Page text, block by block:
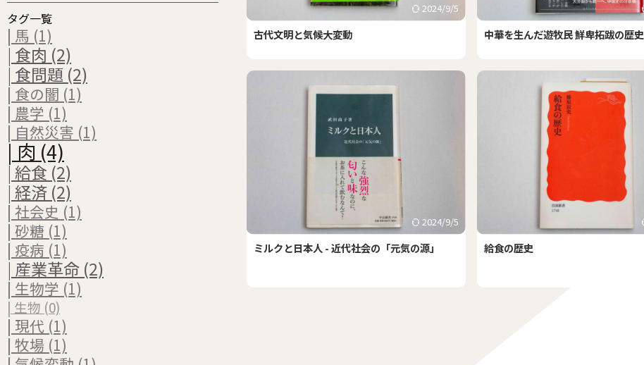
2024/9/5
古代文明と気候大変動 中華を生んだ遊牧民 鮮卑拓跋の歴史
2024/9/5
ミルクと日本人 - 近代社会の「元気の源」 給食の歴史
タグ一覧
| 馬 (1)
| 食肉 (2)
| 食問題 (2)
| 食の闇 (1)
| 農学 (1)
| 自然災害 (1)
| 肉 (4)
| 給食 (2)
| 経済 (2)
| 社会史 (1)
| 砂糖 (1)
| 疫病 (1)
| 産業革命 (2)
| 生物学 (1)
| 生物 (0)
| 現代 (1)
| 牧場 (1)